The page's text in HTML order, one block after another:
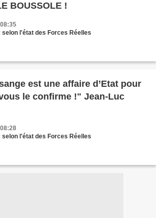
BOUSSOLE !
selon l'état des Forces Réelles
est une affaire d’Etat pour
le confirme !" Jean-Luc
selon l'état des Forces Réelles